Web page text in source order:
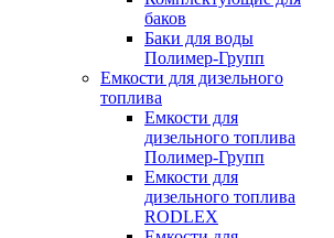
баков
Баки для воды
Полимер-Групп
Емкости для дизельного
топлива
Емкости для
дизельного топлива
Полимер-Групп
Емкости для
дизельного топлива
RODLEX